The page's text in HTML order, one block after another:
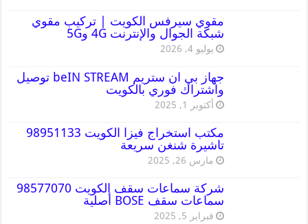
مقوي سيرفس الكويت | تركيب مقوي
شبكة الجوال والإنترنت 4G و5G
يوليو 4, 2026
جهاز بي ان ستريم beIN STREAM توصيل
واشتراك فوري بالكويت
أكتوبر 1, 2025
مكتب استخراج فيزا الكويت 98951133
تاشيرة شنغن سريعة
مارس 26, 2025
شركة سماعات سقف الكويت 98577070
سماعات سقف BOSE أصلية
فبراير 5, 2025